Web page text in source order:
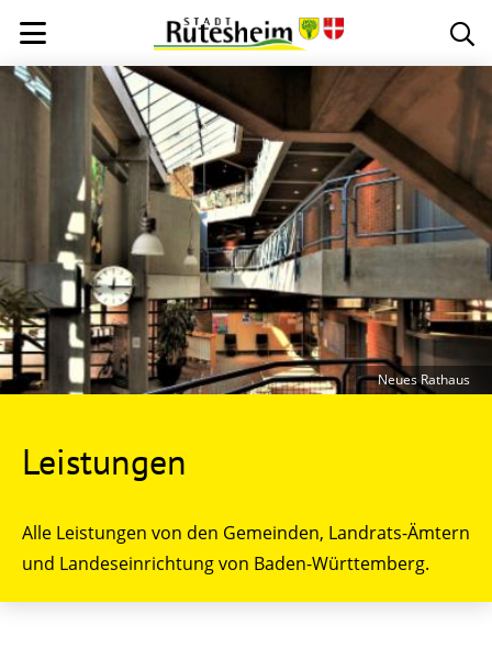
Leistungen
Alle Leistungen von den Gemeinden, Landrats-Ämtern
und Landeseinrichtung von Baden-Württemberg.
Neues Rathaus